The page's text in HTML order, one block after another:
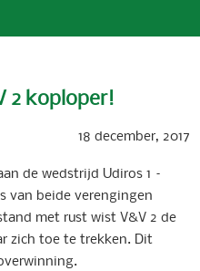
2 koploper!
18 december, 2017
de wedstrijd Udiros 1 –
van beide verengingen
met rust wist V&V 2 de
zich toe te trekken. Dit